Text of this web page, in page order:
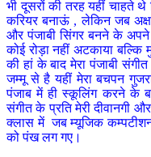
भी दूसरों की तरह यहीं चाहते
करियर बनाऊं , लेकिन जब
और पंजाबी सिंगर बनने के अपने
कोई रोड़ा नहीं अटकाया
की हां के बाद मेरा पंजाबी
जम्मू से है यहीं मेरा बचपन
पंजाब में ही स्कूलिंग करने के
संगीत के प्रति मेरी दीवानगी
क्लास में जब म्यूजिक कम्पटीशन
को पंख लग गए।